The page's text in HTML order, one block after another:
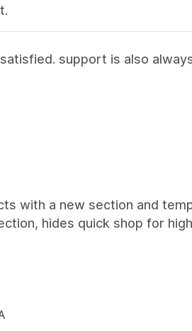
support is also
with a new section and
hides quick shop for